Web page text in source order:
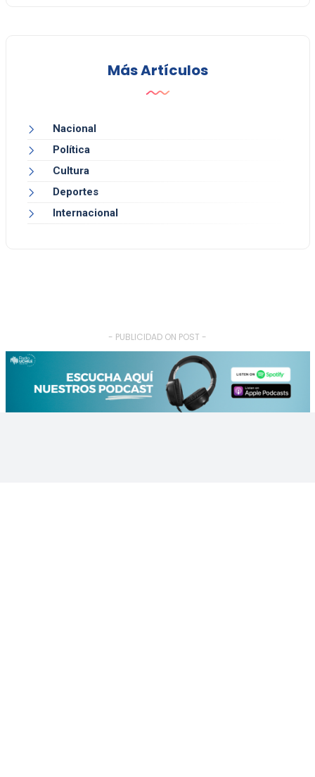
Más Artículos
Nacional
Política
Cultura
Deportes
Internacional
- PUBLICIDAD ON POST -